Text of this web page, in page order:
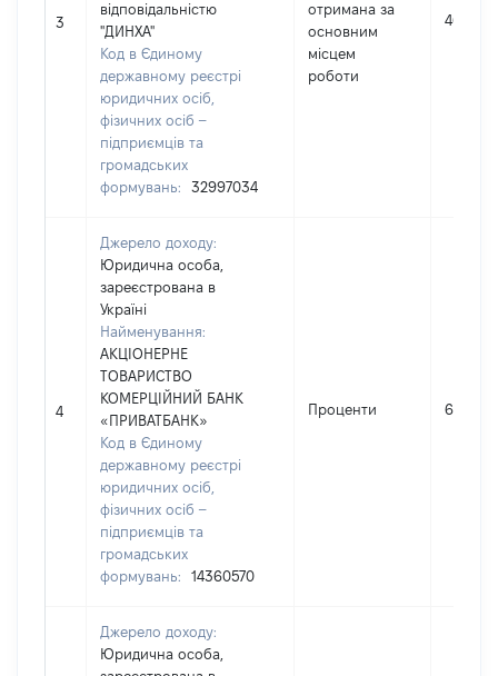
3
відповідальністю
"ДИНХА"
Код в Єдиному
державному реєстрі
юридичних осіб,
фізичних осіб –
підприємців та
громадських
формувань:
32997034
отримана за
основним
місцем
роботи
46336
4
Джерело доходу:
Юридична особа,
зареєстрована в
Україні
Найменування:
АКЦІОНЕРНЕ
ТОВАРИСТВО
КОМЕРЦІЙНИЙ БАНК
«ПРИВАТБАНК»
Код в Єдиному
державному реєстрі
юридичних осіб,
фізичних осіб –
підприємців та
громадських
формувань:
14360570
Проценти 64
Джерело доходу:
Юридична особа,